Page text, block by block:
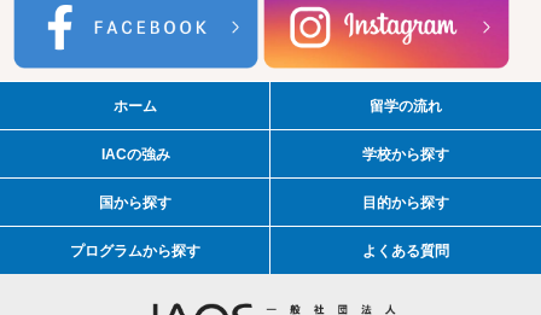
ホーム 留学の流れ
IACの強み 学校から探す
国から探す 目的から探す
プログラムから探す よくある質問